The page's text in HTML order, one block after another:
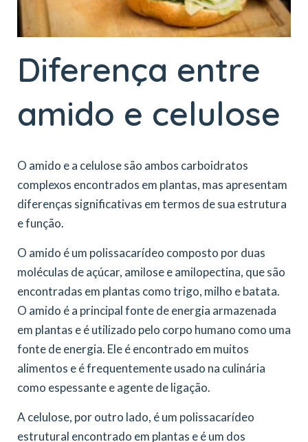
Diferença entre
amido e celulose
O amido e a celulose são ambos carboidratos
complexos encontrados em plantas, mas apresentam
diferenças significativas em termos de sua estrutura
e função.
O amido é um polissacarídeo composto por duas
moléculas de açúcar, amilose e amilopectina, que são
encontradas em plantas como trigo, milho e batata.
O amido é a principal fonte de energia armazenada
em plantas e é utilizado pelo corpo humano como uma
fonte de energia. Ele é encontrado em muitos
alimentos e é frequentemente usado na culinária
como espessante e agente de ligação.
A celulose, por outro lado, é um polissacarídeo
estrutural encontrado em plantas e é um dos